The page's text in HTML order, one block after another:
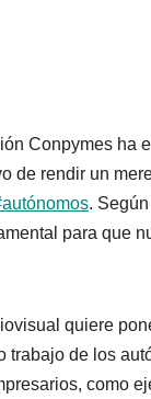
Conpymes ha
de rendir un
.
para que
quiere
trabajo de los
como